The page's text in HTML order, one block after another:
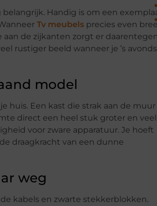
Handig is om een
Tv meubels precies even
aan de zijkanten zorgt er daarentegen
rustiger beeld wanneer je ’s avonds
model
huis. Een kast die strak aan de muur
direct een heel stuk groter en veel
voor zware apparatuur. Je hoeft
draagkracht van een dunne
weg
kabels en zwarte stekkerblokken.